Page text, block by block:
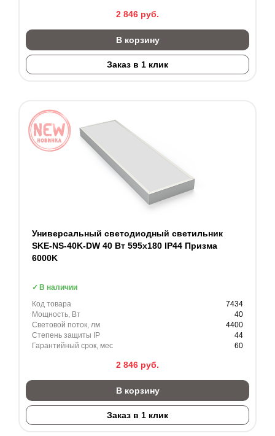
2 846 руб.
В корзину
Заказ в 1 клик
Универсальный светодиодный светильник
SKE-NS-40K-DW 40 Вт 595x180 IP44 Призма
6000K
В наличии
Код товара
7434
Мощность, Вт
40
Световой поток, лм
4400
Степень защиты IP
44
Гарантийный срок, мес
60
2 846 руб.
В корзину
Заказ в 1 клик